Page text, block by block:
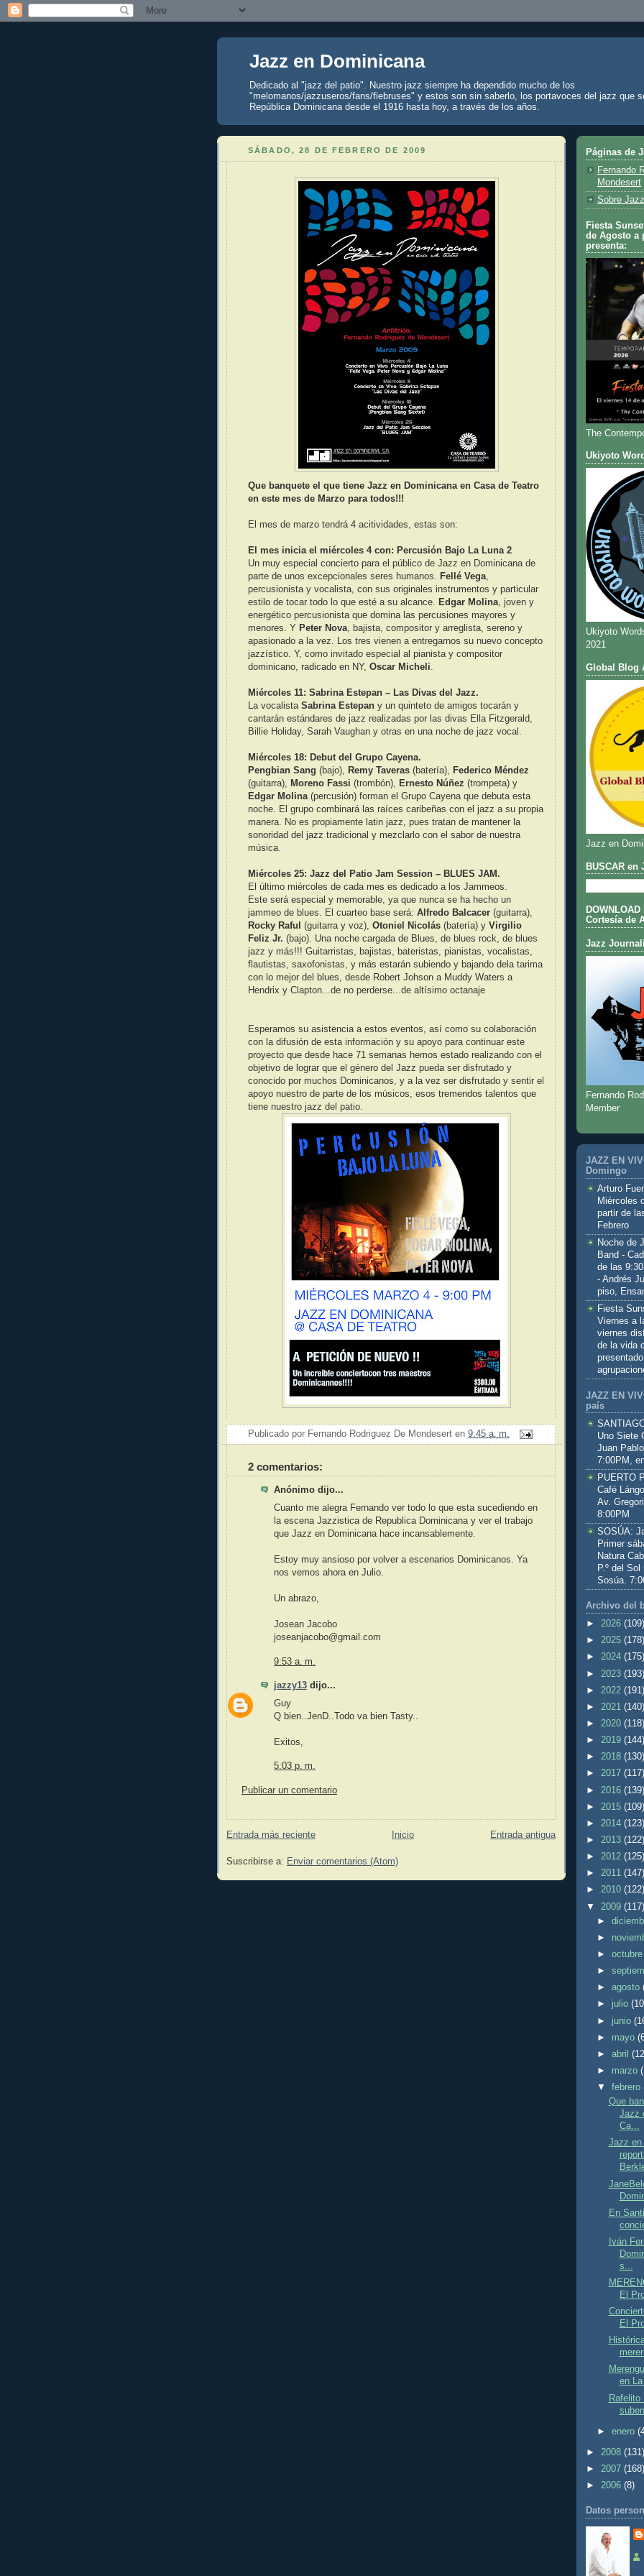
Jazz en Dominicana
Dedicado al "jazz del patio". Nuestro jazz siempre ha dependido mucho de los
"melomanos/jazzuseros/fans/fiebruses" y estos son sin saberlo, los portavoces del jazz que
República Dominicana desde el 1916 hasta hoy, a través de los años.
SÁBADO, 28 DE FEBRERO DE 2009
Que banquete el que tiene Jazz en Dominicana en Casa de Teatro
en este mes de Marzo para todos!!!
El mes de marzo tendrá 4 acitividades, estas son:
El mes inicia el miércoles 4 con: Percusión Bajo La Luna 2
Un muy especial concierto para el público de Jazz en Dominicana de
parte de unos excepcionales seres humanos. Fellé Vega,
percusionista y vocalista, con sus originales instrumentos y particular
estilo de tocar todo lo que esté a su alcance. Edgar Molina, joven y
energético percusionista que domina las percusiones mayores y
menores. Y Peter Nova, bajista, compositor y arreglista, sereno y
apasionado a la vez. Los tres vienen a entregarnos su nuevo concepto
jazzístico. Y, como invitado especial al pianista y compositor
dominicano, radicado en NY, Oscar Micheli.
Miércoles 11: Sabrina Estepan – Las Divas del Jazz.
La vocalista Sabrina Estepan y un quinteto de amigos tocarán y
cantarán estándares de jazz realizadas por las divas Ella Fitzgerald,
Billie Holiday, Sarah Vaughan y otras en una noche de jazz vocal.
Miércoles 18: Debut del Grupo Cayena.
Pengbian Sang (bajo), Remy Taveras (batería), Federico Méndez
(guitarra), Moreno Fassi (trombón), Ernesto Núñez (trompeta) y
Edgar Molina(percusión) forman el Grupo Cayena que debuta esta
noche. El grupo combinará las raíces caribeñas con el jazz a su propia
manera. No es propiamente latin jazz, pues tratan de mantener la
sonoridad del jazz tradicional y mezclarlo con el sabor de nuestra
música.
Miércoles 25: Jazz del Patio Jam Session – BLUES JAM.
El último miércoles de cada mes es dedicado a los Jammeos.
Este será especial y memorable, ya que nunca se ha hecho un
jammeo de blues. El cuarteo base será: Alfredo Balcacer (guitarra),
Rocky Raful
(guitarra y voz), Otoniel Nicolás (batería) y Virgilio
Feliz Jr. (bajo). Una noche cargada de Blues, de blues rock, de blues
jazz y más!!! Guitarristas, bajistas, bateristas, pianistas, vocalistas,
flautistas, saxofonistas, y más estarán subiendo y bajando dela tarima
con lo mejor del blues, desde Robert Johson a Muddy Waters a
Hendrix y Clapton...de no perderse...de altísimo octanaje
Esperamos su asistencia a estos eventos, así como su colaboración
con la difusión de esta información y su apoyo para continuar este
proyecto que desde hace 71 semanas hemos estado realizando con el
objetivo de lograr que el género del Jazz pueda ser disfrutado y
conocido por muchos Dominicanos, y a la vez ser disfrutado y sentir el
apoyo nuestro de parte de los músicos, esos tremendos talentos que
tiene nuestro jazz del patio.
Publicado por Fernando Rodriguez De Mondesert en 9:45 a. m.
2 comentarios:
Anónimo dijo...
Cuanto me alegra Fernando ver todo lo que esta sucediendo en
la escena Jazzistica de Republica Dominicana y ver el trabajo
que Jazz en Dominicana hace incansablemente.
Estoy muy ansioso por volver a escenarios Dominicanos. Ya
nos vemos ahora en Julio.
Un abrazo,
Josean Jacobo
joseanjacobo@gmail.com
9:53 a. m.
jazzy13 dijo...
Guy
Q bien..JenD..Todo va bien Tasty..
Exitos,
5:03 p. m.
Publicar un comentario
Entrada más reciente Entrada antigua
Inicio
Suscribirse a: Enviar comentarios (Atom)
Páginas de
Fernando
Mondesert
Sobre
Fiesta
de Agosto a
presenta:
The
Ukiyoto
Ukiyoto
2021
Global Blog
Jazz en
BUSCAR en
Cortesía de
Jazz
Fernando
Member
JAZZ EN
Domingo
Arturo
Miércoles
partir de
Febrero
Noche de
Band -
de las
- Andrés
piso,
Fiesta
Viernes a
viernes
de la vida
JAZZ EN
país
Uno Siete
Juan
7:00PM,
PUERTO
Café
Av.
8:00PM
SOSÚA:
Primer
Natura
P.º del Sol
Sosúa.
Archivo del
► 2026 (109)
► 2025 (178)
► 2024 (175)
► 2023 (193)
► 2022 (191)
► 2021 (140)
► 2020 (118)
► 2019 (144)
► 2018 (130)
► 2017 (117)
► 2016 (139)
► 2015 (109)
► 2014 (123)
► 2013 (122)
► 2012 (125)
► 2011 (147)
► 2010 (122)
▼ 2009 (117)
►
►
►
►
►agosto
► julio
► junio
► mayo
►abril
► marzo
▼febrero
Que
Jazz
Ca...
Jazz en
En
Iván
s...
El
El
en
Rafelito
►enero
► 2008 (131)
► 2007 (168)
► 2006 (8)
Datos